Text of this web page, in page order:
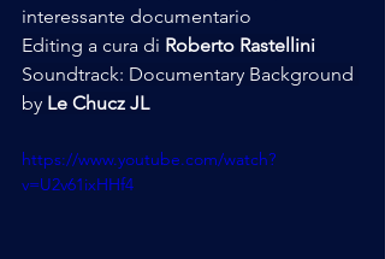
interessante documentario
Editing a cura di Roberto Rastellini
Soundtrack: Documentary Background
by Le Chucz JL
https://www.youtube.com/watch?
v=U2v61ixHHf4